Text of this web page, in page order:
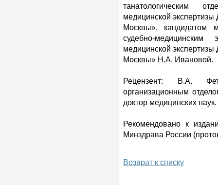
танатологическим
медицинской
Москвы», кандидатом
судебно-
медицинской
Москвы» Н.А. Ивановой.
Рецензент: В.А.
организационным
доктор медицинских наук.
Рекомендовано к
Минздрава России
Возврат к списку